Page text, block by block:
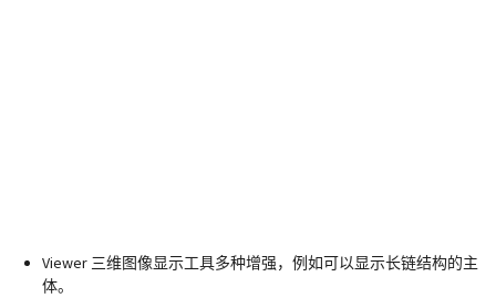
Viewer 三维图像显示工具多种增强，例如可以显示长链结构的主
体。